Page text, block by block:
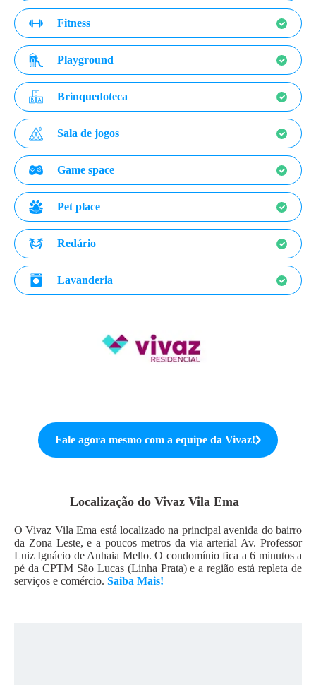
Fitness
Playground
Brinquedoteca
Sala de jogos
Game space
Pet place
Redário
Lavanderia
Fale agora mesmo com a equipe da Vivaz!
Localização do Vivaz Vila Ema
O Vivaz Vila Ema está localizado na principal avenida do bairro
da Zona Leste, e a poucos metros da via arterial Av. Professor
Luiz Ignácio de Anhaia Mello. O condomínio fica a 6 minutos a
pé da CPTM São Lucas (Linha Prata) e a região está repleta de
serviços e comércio. Saiba Mais!